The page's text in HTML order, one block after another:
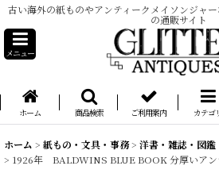
古い海外の紙ものやアンティークメイソンジャ
の通販サイト
メニュー
ホーム 商品検索 ご利用案内 カテゴ
ホーム > 紙もの・文具・事務> 洋書・雑誌・図
> 1926年 BALDWINS BLUE BOOK 分厚いアン